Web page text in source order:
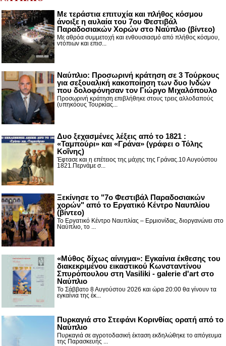
Με τεράστια επιτυχία και πλήθος κόσμου
άνοιξε η αυλαία του 7ου Φεστιβάλ
Παραδοσιακών Χορών στο Ναύπλιο (βίντεο)
Με αθρόα συμμετοχή και ενθουσιασμό από πλήθος κόσμου,
ντόπιων και επισ...
Ναύπλιο: Προσωρινή κράτηση σε 3 Τούρκους
για σεξουαλική κακοποίηση των δυο Ινδών
που δολοφόνησαν τον Γιώργο Μιχαλόπουλο
Προσωρινή κράτηση επιβλήθηκε στους τρεις αλλοδαπούς
(υπηκόους Τουρκίας...
Δυο ξεχασμένες λέξεις από το 1821 :
«Ταμπούρι» και «Γράνα» (γράφει ο Τόλης
Κοΐνης)
Έφτασε και η επέτειος της μάχης της Γράνας.10 Αυγούστου
1821.Περνάμε σ...
Ξεκίνησε το "7ο Φεστιβάλ Παραδοσιακών
χορών" από το Εργατικό Κέντρο Ναυπλίου
(βίντεο)
Το Εργατικό Κέντρο Ναυπλίας – Ερμιονίδας, διοργανώνει στο
Ναύπλιο, το ...
«Μύθος δίχως αίνιγμα»: Εγκαίνια έκθεσης του
διακεκριμένου εικαστικού Κωνσταντίνου
Σπυρόπουλου στη Vasiliki - galerie d'art στο
Ναύπλιο
Το Σάββατο 8 Αυγούστου 2026 και ώρα 20:00 θα γίνουν τα
εγκαίνια της έκ...
Πυρκαγιά στο Στεφάνι Κορινθίας ορατή από το
Ναύπλιο
Πυρκαγιά σε αγροτοδασική έκταση εκδηλώθηκε το απόγευμα
της Παρασκευής ...